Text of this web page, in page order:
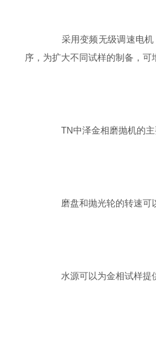
采用变频无级调速电机，
序，为扩大不同试样的制备，
TN中泽金相磨抛机的主
磨盘和抛光轮的转速可以
水源可以为金相试样提